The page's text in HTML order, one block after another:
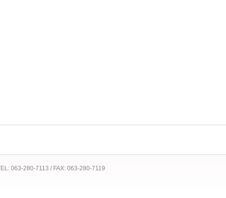
063-280-7113 / FAX: 063-280-7119